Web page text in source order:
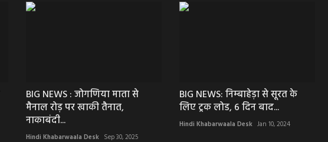
BIG NEWS : जोगणिया माता से
मैनाल रोड़ पर खाकी तैनात,
नाकाबंदी...
Hindi Khabarwaala Desk Sep 30, 2025
BIG NEWS: निम्बाहेड़ा से सूरत के
लिए ट्रक लोड, 6 दिन बाद...
Hindi Khabarwaala Desk Jan 10, 2024